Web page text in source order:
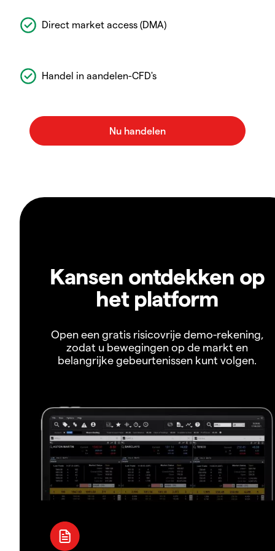
Direct market access (DMA)
Handel in aandelen-CFD's
Kansen ontdekken op
het platform
Open een gratis risicovrije demo-rekening,
zodat u bewegingen op de markt en
belangrijke gebeurtenissen kunt volgen.